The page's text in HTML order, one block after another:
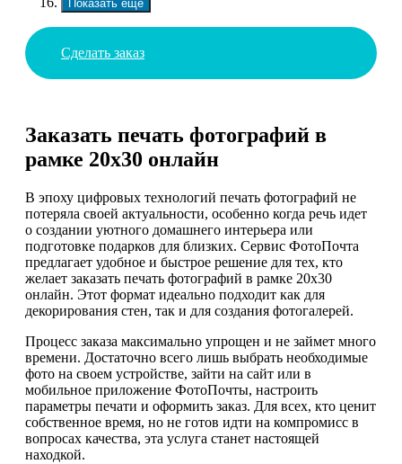
Показать еще
Сделать заказ
Заказать печать фотографий в
рамке 20х30 онлайн
В эпоху цифровых технологий печать фотографий не
потеряла своей актуальности, особенно когда речь идет
о создании уютного домашнего интерьера или
подготовке подарков для близких. Сервис ФотоПочта
предлагает удобное и быстрое решение для тех, кто
желает заказать печать фотографий в рамке 20х30
онлайн. Этот формат идеально подходит как для
декорирования стен, так и для создания фотогалерей.
Процесс заказа максимально упрощен и не займет много
времени. Достаточно всего лишь выбрать необходимые
фото на своем устройстве, зайти на сайт или в
мобильное приложение ФотоПочты, настроить
параметры печати и оформить заказ. Для всех, кто ценит
собственное время, но не готов идти на компромисс в
вопросах качества, эта услуга станет настоящей
находкой.